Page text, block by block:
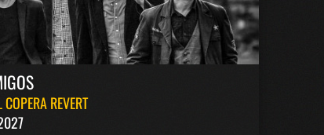
REVERT